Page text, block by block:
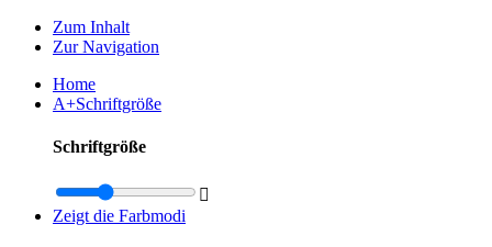
Zum Inhalt
Zur Navigation
Home
A+Schriftgröße
Schriftgröße

Zeigt die Farbmodi